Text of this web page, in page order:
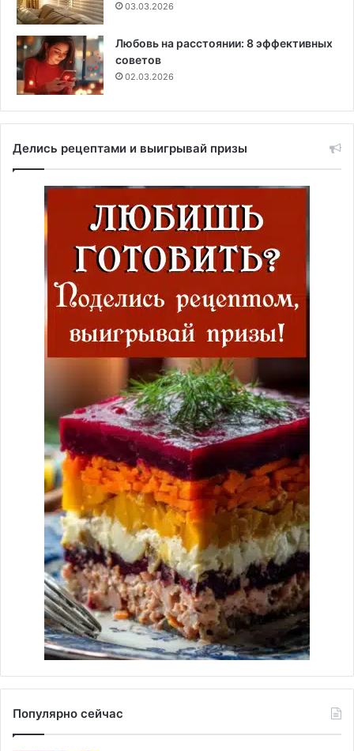
03.03.2026
Любовь на расстоянии: 8 эффективных
советов
02.03.2026
Делись рецептами и выигрывай призы
Популярно сейчас